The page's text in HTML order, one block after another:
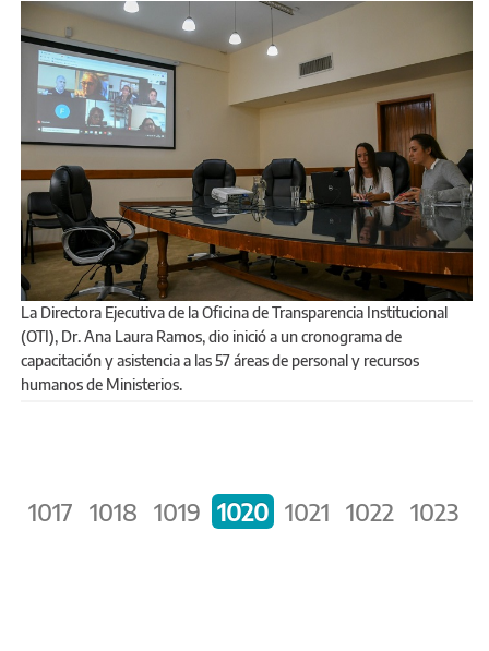
La Directora Ejecutiva de la Oficina de Transparencia Institucional
(OTI), Dr. Ana Laura Ramos, dio inició a un cronograma de
capacitación y asistencia a las 57 áreas de personal y recursos
humanos de Ministerios.
1017 1018 1019 1020 1021 1022 1023